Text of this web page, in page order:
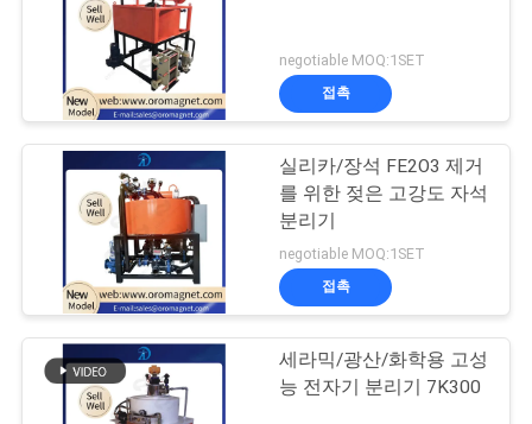
negotiable MOQ:1SET
접촉
실리카/장석 FE2O3 제거
를 위한 젖은 고강도 자석
분리기
negotiable MOQ:1SET
접촉
세라믹/광산/화학용 고성
능 전자기 분리기 7K300